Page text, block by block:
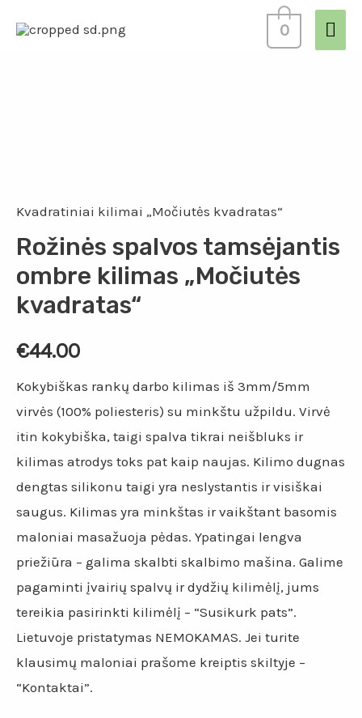
0
Kvadratiniai kilimai „Močiutės kvadratas“
Rožinės spalvos tamsėjantis
ombre kilimas „Močiutės
kvadratas“
€44.00
Kokybiškas rankų darbo kilimas iš 3mm/5mm
virvės (100% poliesteris) su minkštu užpildu. Virvė
itin kokybiška, taigi spalva tikrai neišbluks ir
kilimas atrodys toks pat kaip naujas. Kilimo dugnas
dengtas silikonu taigi yra neslystantis ir visiškai
saugus. Kilimas yra minkštas ir vaikštant basomis
maloniai masažuoja pėdas. Ypatingai lengva
priežiūra – galima skalbti skalbimo mašina. Galime
pagaminti įvairių spalvų ir dydžių kilimėlį, jums
tereikia pasirinkti kilimėlį – “Susikurk pats”.
Lietuvoje pristatymas NEMOKAMAS. Jei turite
klausimų maloniai prašome kreiptis skiltyje –
“Kontaktai”.